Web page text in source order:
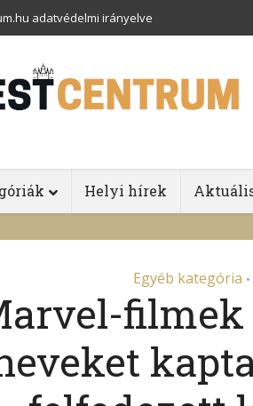
adatvédelmi irányelve
Helyi hírek
Egyéb kategória •